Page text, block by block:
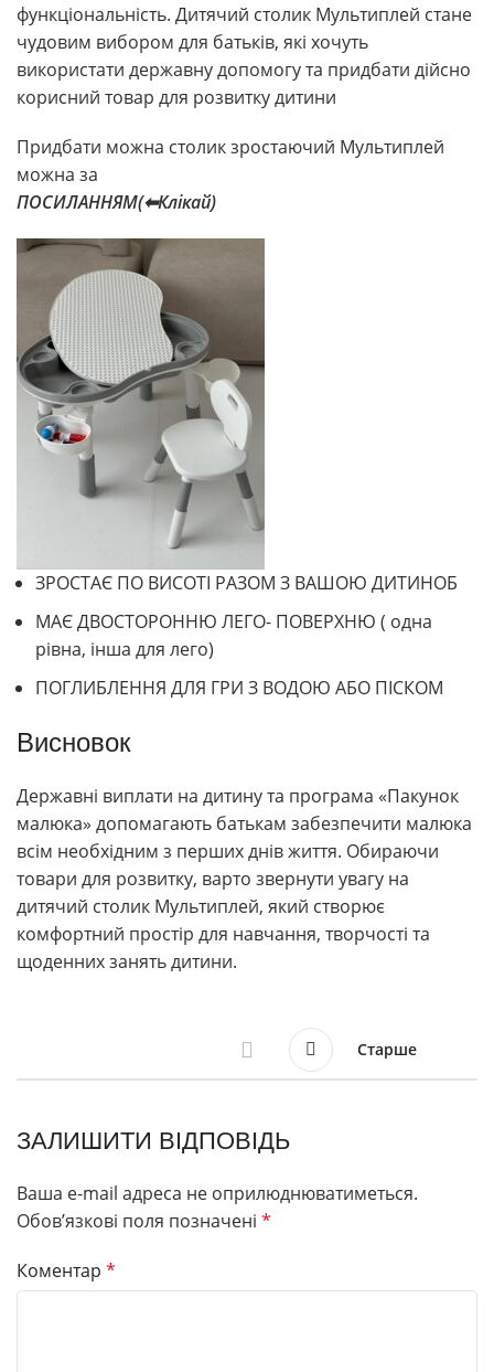
функціональність. Дитячий столик Мультиплей стане
чудовим вибором для батьків, які хочуть
використати державну допомогу та придбати дійсно
корисний товар для розвитку дитини
Придбати можна столик зростаючий Мультиплей
можна за
ПОСИЛАННЯМ(⬅︎Клікай)
ЗРОСТАЄ ПО ВИСОТІ РАЗОМ З ВАШОЮ ДИТИНОБ
МАЄ ДВОСТОРОННЮ ЛЕГО- ПОВЕРХНЮ ( одна
рівна, інша для лего)
ПОГЛИБЛЕННЯ ДЛЯ ГРИ З ВОДОЮ АБО ПІСКОМ
Висновок
Державні виплати на дитину та програма «Пакунок
малюка» допомагають батькам забезпечити малюка
всім необхідним з перших днів життя. Обираючи
товари для розвитку, варто звернути увагу на
дитячий столик Мультиплей, який створює
комфортний простір для навчання, творчості та
щоденних занять дитини.
Старше
ЗАЛИШИТИ ВІДПОВІДЬ
Ваша e-mail адреса не оприлюднюватиметься.
Обов’язкові поля позначені *
Коментар *